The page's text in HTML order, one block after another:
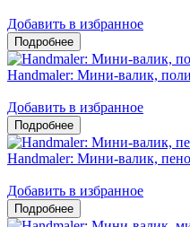
Добавить в избранное
Handmaler: Мини-валик,
Добавить в избранное
Handmaler: Мини-валик,
Добавить в избранное